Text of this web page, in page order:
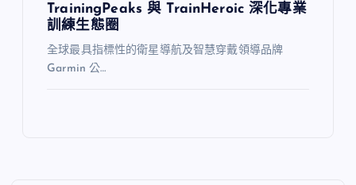
TrainingPeaks 與 TrainHeroic 深化專業
訓練生態圈
全球最具指標性的衛星導航及智慧穿戴領導品牌
Garmin 公…